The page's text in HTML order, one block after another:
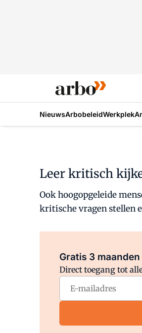
NieuwsArbobeleidWerkplek
Leer kritisch
Ook hoogopgeleide
kritische vragen stellen
Gratis 3
Direct toegang tot